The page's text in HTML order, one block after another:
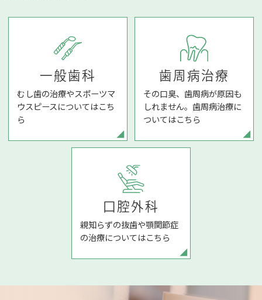
一般歯科
むし歯の治療やスポーツマ
ウスピースについてはこち
ら
歯周病治療
その口臭、歯周病が原因も
しれません。歯周病治療に
ついてはこちら
口腔外科
親知らずの抜歯や顎関節症
の治療についてはこちら